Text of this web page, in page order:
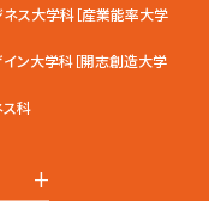
ス大学科［産業能率大学
ン大学科［開志創造大学
科
+